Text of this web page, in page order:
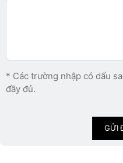
* Các trường nhập có dấu
đầy đủ.
GỬI